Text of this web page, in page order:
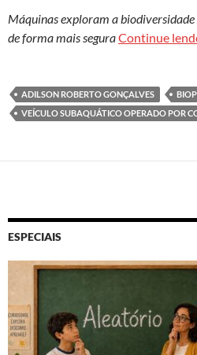
Máquinas exploram a
de forma mais seguraContinue
ADILSON ROBERTO GONÇALVES
VEÍCULO SUBAQUÁTICO OPERADO POR
ESPECIAIS